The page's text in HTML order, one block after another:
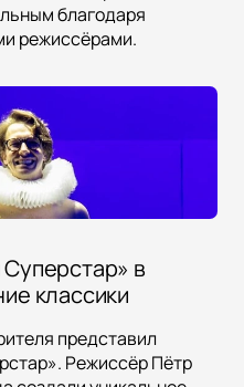
благодаря
режиссёрами.
в
классики
представил
Режиссёр Пётр